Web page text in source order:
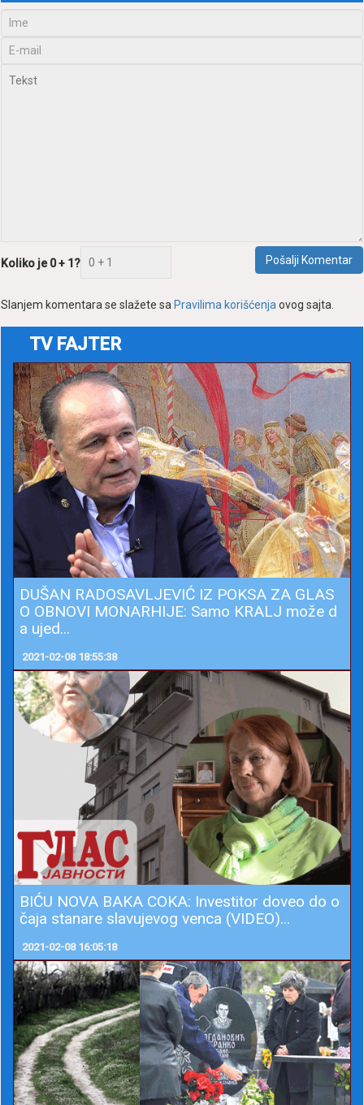
Koliko je 0 + 1? Pošаlji Komentаr
Slаnjem komentаrа se slаžete sа Prаvilimа korišćenjаovog sаjtа.
TV FAJTER
DUŠAN RADOSAVLJEVIĆ IZ POKSA ZA GLAS
O OBNOVI MONARHIJE: Samo KRALJ može d
a ujed...
2021-02-08 18:55:38
BIĆU NOVA BAKA COKA: Investitor doveo do o
čaja stanare slavujevog venca (VIDEO)...
2021-02-08 16:05:18